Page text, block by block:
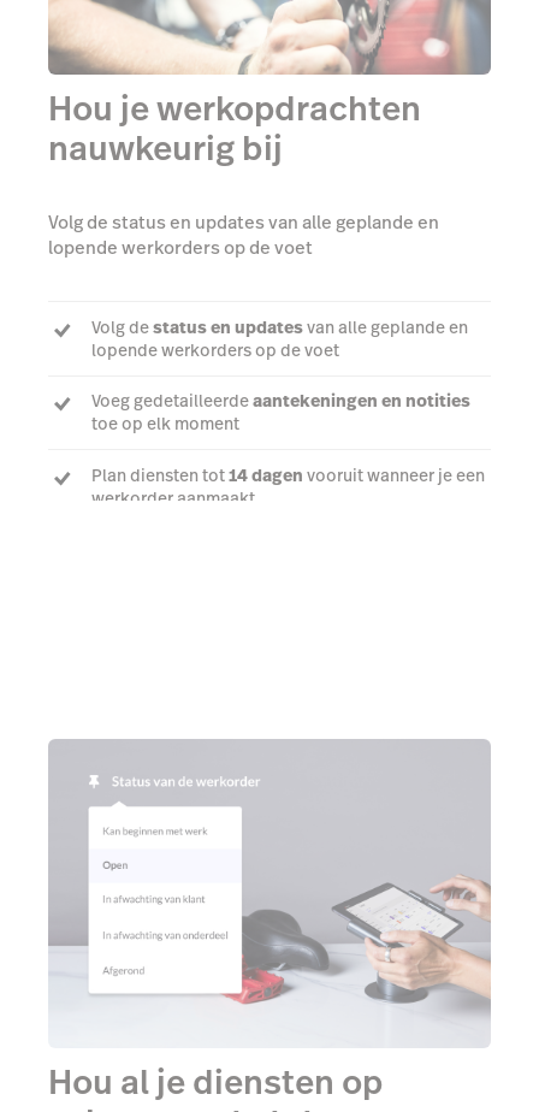
Hou je werkopdrachten
nauwkeurig bij
Volg de status en updates van alle geplande en
lopende werkorders op de voet
Volg destatus en updatesvan alle geplande en
lopende werkorders op de voet
Voeg gedetailleerdeaantekeningen en notities
toe op elk moment
Plan diensten tot14 dagen vooruit wanneer je een
werkorder aanmaakt
Hou al je diensten op